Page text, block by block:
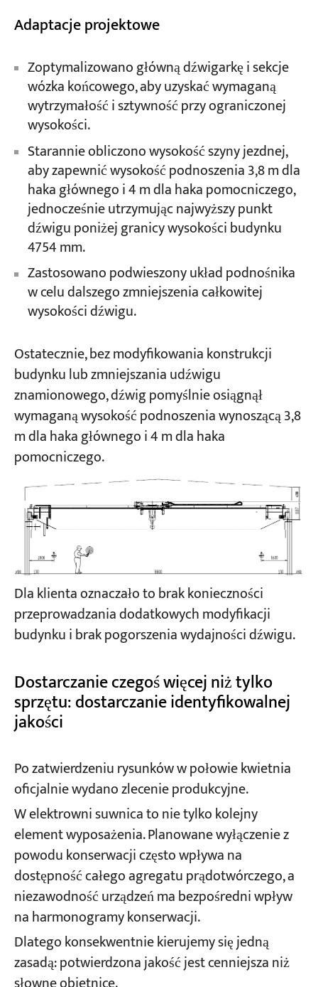
Adaptacje projektowe
Zoptymalizowano główną dźwigarkę i sekcje
wózka końcowego, aby uzyskać wymaganą
wytrzymałość i sztywność przy ograniczonej
wysokości.
Starannie obliczono wysokość szyny jezdnej,
aby zapewnić wysokość podnoszenia 3,8 m dla
haka głównego i 4 m dla haka pomocniczego,
jednocześnie utrzymując najwyższy punkt
dźwigu poniżej granicy wysokości budynku
4754 mm.
Zastosowano podwieszony układ podnośnika
w celu dalszego zmniejszenia całkowitej
wysokości dźwigu.
Ostatecznie, bez modyfikowania konstrukcji
budynku lub zmniejszania udźwigu
znamionowego, dźwig pomyślnie osiągnął
wymaganą wysokość podnoszenia wynoszącą 3,8
m dla haka głównego i 4 m dla haka
pomocniczego.
Dla klienta oznaczało to brak konieczności
przeprowadzania dodatkowych modyfikacji
budynku i brak pogorszenia wydajności dźwigu.
Dostarczanie czegoś więcej niż tylko
sprzętu: dostarczanie identyfikowalnej
jakości
Po zatwierdzeniu rysunków w połowie kwietnia
oficjalnie wydano zlecenie produkcyjne.
W elektrowni suwnica to nie tylko kolejny
element wyposażenia. Planowane wyłączenie z
powodu konserwacji często wpływa na
dostępność całego agregatu prądotwórczego, a
niezawodność urządzeń ma bezpośredni wpływ
na harmonogramy konserwacji.
Dlatego konsekwentnie kierujemy się jedną
zasadą: potwierdzona jakość jest cenniejsza niż